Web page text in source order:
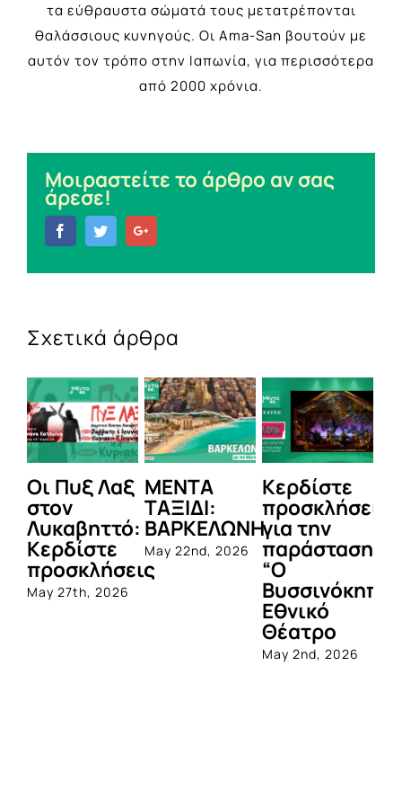
τα εύθραυστα σώματά τους μετατρέπονται
θαλάσσιους κυνηγούς. Οι Ama-San βουτούν με
αυτόν τον τρόπο στην Ιαπωνία, για περισσότερα
από 2000 χρόνια.
Μοιραστείτε το άρθρο αν σας
άρεσε!
FacebookTwitter
Σχετικά άρθρα
Λαξ
2026
ΜΕΝΤΑ
ΤΑΞΙΔΙ:
ΒΑΡΚΕΛΩΝΗ
May 22nd, 2026
Κερδίστε
προσκλήσεις
για την
παράσταση
Βυσσινόκηπος¨στο
Θέατρο
May 2nd, 2026
MENTA
LIVE:
ΜΑΡΙΑ